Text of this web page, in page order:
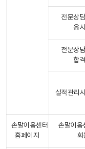
전문상
응
전문상
합
실적관리
손말이음센터
홈페이지
손말이음
회